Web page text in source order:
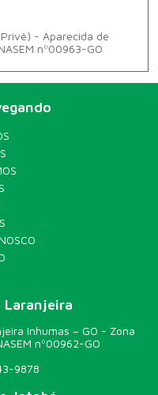
- Aparecida de
nº00963-GO
Laranjeira
Inhumas – GO - Zona
nº00962-GO
9878